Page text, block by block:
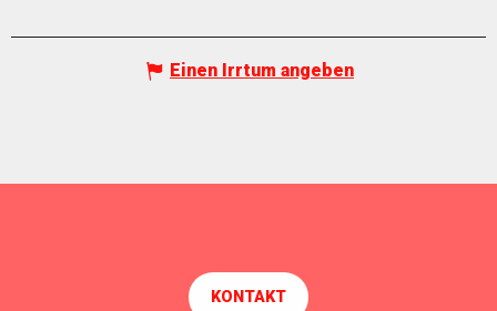
Einen Irrtum angeben
KONTAKT